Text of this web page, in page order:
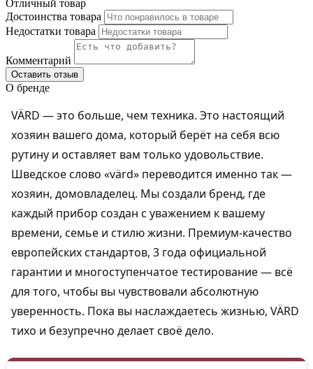
Отличный товар
Достоинства товара
Недостатки товара
Комментарий
Оставить отзыв
О бренде
VÄRD — это больше, чем техника. Это настоящий
хозяин вашего дома, который берёт на себя всю
рутину и оставляет вам только удовольствие.
Шведское слово «värd» переводится именно так —
хозяин, домовладелец. Мы создали бренд, где
каждый прибор создан с уважением к вашему
времени, семье и стилю жизни. Премиум-качество
европейских стандартов, 3 года официальной
гарантии и многоступенчатое тестирование — всё
для того, чтобы вы чувствовали абсолютную
уверенность. Пока вы наслаждаетесь жизнью, VÄRD
тихо и безупречно делает своё дело.